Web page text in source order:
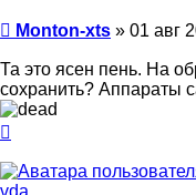
Сообщение
Monton-xts » 01 авг
Та это ясен пень. На
сохранить? Аппараты
началу
vda